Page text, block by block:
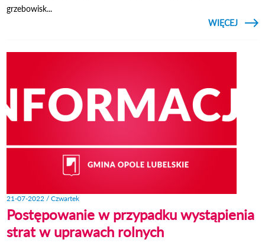
grzebowisk...
CZYTAJ
WIĘCEJ
21-07-2022 / Czwartek
Postępowanie w przypadku wystąpienia
strat w uprawach rolnych